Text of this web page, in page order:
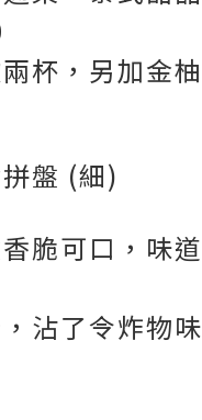
杯，另加金
盤 (細)
脆可口，味
沾了令炸物